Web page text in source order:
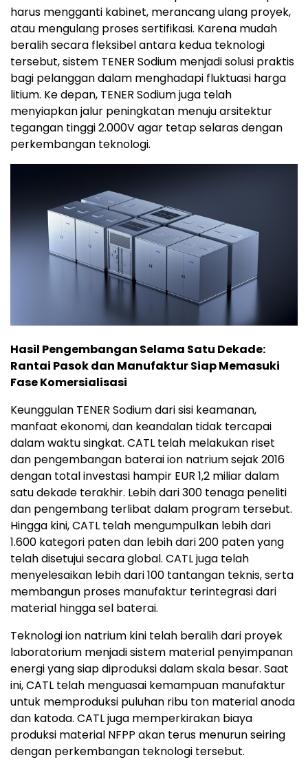
harus mengganti kabinet, merancang ulang proyek,
atau mengulang proses sertifikasi. Karena mudah
beralih secara fleksibel antara kedua teknologi
tersebut, sistem TENER Sodium menjadi solusi praktis
bagi pelanggan dalam menghadapi fluktuasi harga
litium. Ke depan, TENER Sodium juga telah
menyiapkan jalur peningkatan menuju arsitektur
tegangan tinggi 2.000V agar tetap selaras dengan
perkembangan teknologi.
Hasil Pengembangan Selama Satu Dekade:
Rantai Pasok dan Manufaktur Siap Memasuki
Fase Komersialisasi
Keunggulan TENER Sodium dari sisi keamanan,
manfaat ekonomi, dan keandalan tidak tercapai
dalam waktu singkat. CATL telah melakukan riset
dan pengembangan baterai ion natrium sejak 2016
dengan total investasi hampir EUR 1,2 miliar dalam
satu dekade terakhir. Lebih dari 300 tenaga peneliti
dan pengembang terlibat dalam program tersebut.
Hingga kini, CATL telah mengumpulkan lebih dari
1.600 kategori paten dan lebih dari 200 paten yang
telah disetujui secara global. CATL juga telah
menyelesaikan lebih dari 100 tantangan teknis, serta
membangun proses manufaktur terintegrasi dari
material hingga sel baterai.
Teknologi ion natrium kini telah beralih dari proyek
laboratorium menjadi sistem material penyimpanan
energi yang siap diproduksi dalam skala besar. Saat
ini, CATL telah menguasai kemampuan manufaktur
untuk memproduksi puluhan ribu ton material anoda
dan katoda. CATL juga memperkirakan biaya
produksi material NFPP akan terus menurun seiring
dengan perkembangan teknologi tersebut.